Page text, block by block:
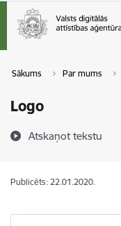
Sākums Par mums
Logo
Atskaņot tekstu
Publicēts: 22.01.2020.